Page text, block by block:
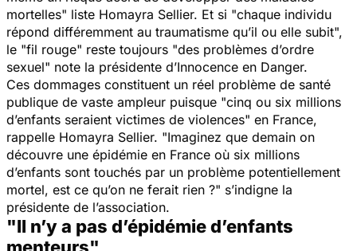
mortelles" liste Homayra Sellier. Et si "chaque individu
répond différemment au traumatisme qu’il ou elle subit",
le "fil rouge" reste toujours "des problèmes d’ordre
sexuel" note la présidente d’Innocence en Danger.
Ces dommages constituent un réel problème de santé
publique de vaste ampleur puisque "cinq ou six millions
d’enfants seraient victimes de violences" en France,
rappelle Homayra Sellier. "Imaginez que demain on
découvre une épidémie en France où six millions
d’enfants sont touchés par un problème potentiellement
mortel, est ce qu’on ne ferait rien ?" s’indigne la
présidente de l’association.
"Il n’y a pas d’épidémie d’enfants